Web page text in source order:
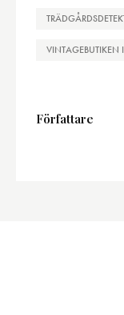
VINTAGEBUTIKEN
Författare